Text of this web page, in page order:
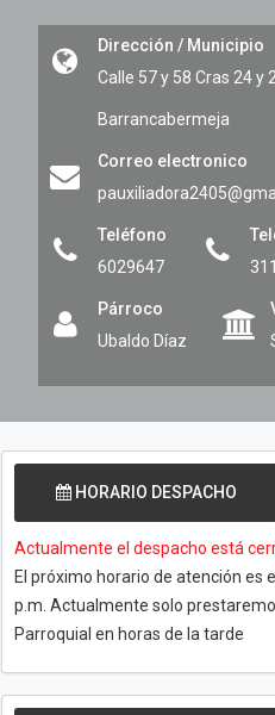
Dirección / Municipio
Calle 57 y 58 Cras 24 y
Barrancabermeja
Correo electronico
Teléfono
6029647
Párroco
Ubaldo Díaz
HORARIO DESPACHO
Actualmente el despacho está
El próximo horario de atención es el
p.m. Actualmente solo
Parroquial en horas de la tarde